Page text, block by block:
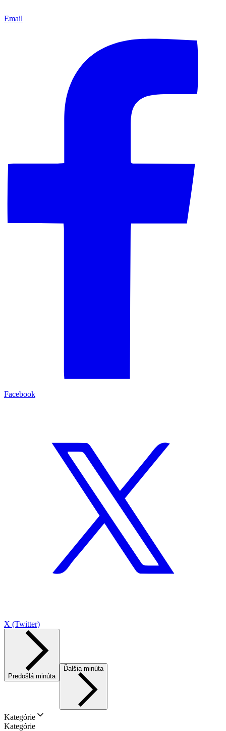
Email
Facebook
X (Twitter)
Predošlá minúta
Ďalšia minúta
Kategórie
Kategórie